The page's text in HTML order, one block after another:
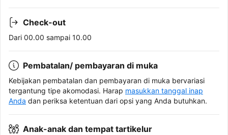
Check-out
Dari 00.00 sampai 10.00
Pembatalan/ pembayaran di muka
Kebijakan pembatalan dan pembayaran di muka bervariasi
tergantung tipe akomodasi. Harap masukkan tanggal inap
Anda dan periksa ketentuan dari opsi yang Anda butuhkan.
Anak-anak dan tempat tartikelur